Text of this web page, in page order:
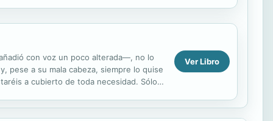
con voz un poco alterada—, no lo
pese a su mala cabeza, siempre lo quise
a cubierto de toda necesidad. Sólo
Ver Libro